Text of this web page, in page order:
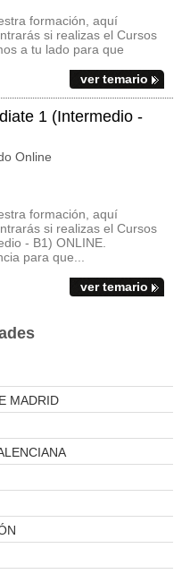
formación, aquí
si realizas el Cursos
a tu lado para que
ver temario
1 (Intermedio -
Online
formación, aquí
si realizas el Cursos
- B1) ONLINE.
para que...
ver temario
MADRID